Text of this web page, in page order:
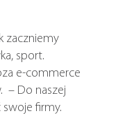
zaczniemy
sport.
e-commerce
– Do naszej
swoje firmy.